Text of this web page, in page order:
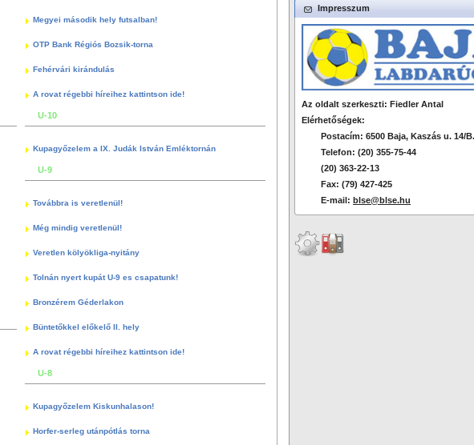
Megyei második hely futsalban!
OTP Bank Régiós Bozsik-torna
Fehérvári kirándulás
A rovat régebbi híreihez kattintson ide!
U-10
Kupagyőzelem a IX. Judák István Emléktornán
U-9
Továbbra is veretlenül!
Még mindig veretlenül!
Veretlen kölyökliga-nyitány
Tolnán nyert kupát U-9 es csapatunk!
Bronzérem Géderlakon
Büntetőkkel előkelő II. hely
A rovat régebbi híreihez kattintson ide!
U-8
Kupagyőzelem Kiskunhalason!
Horfer-serleg utánpótlás torna
Impresszum
Az oldalt szerkeszti: Fiedler Antal
Elérhetőségek:
Postacím: 6500 Baja, Kaszás u. 14/B.
Telefon: (20) 355-75-44
(20) 363-22-13
Fax: (79) 427-425
E-mail: blse@blse.hu